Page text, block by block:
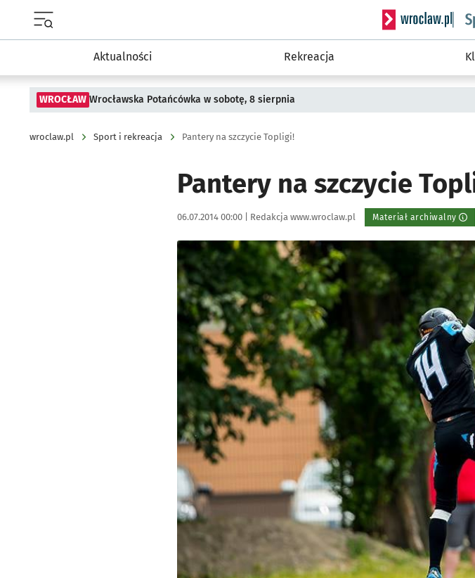
Serwis
Aktualności Rekreacja
WROCŁAW Wrocławska Potańcówka w sobotę, 8 sierpnia
wroclaw.pl Sport i rekreacja Pantery na szczycie Topligi!
Pantery na szczycie
Data publikacji:
06.07.2014 00:00 | Autor:
Redakcja www.wroclaw.pl Materiał archiwalny
Kliknij, aby powiększyć